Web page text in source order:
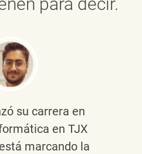
su carrera en
en TJX
marcando la